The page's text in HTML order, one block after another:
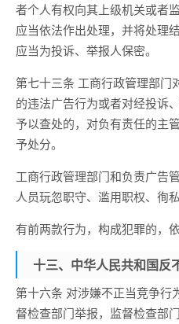
者个人有权向其上级机关或者
应当依法作出处理，并将处理
应当为投诉、举报人保密。
第七十三条 工商行政管理部门
的违法广告行为或者对经投诉
予以查处的，对负有责任的主
予处分。
工商行政管理部门和负责广告
人员玩忽职守、滥用职权、徇
有前两款行为，构成犯罪的，
十三、中华人民共和国反
第十六条 对涉嫌不正当竞争行
督检查部门举报，监督检查部